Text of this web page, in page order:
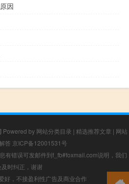
因
Powered by 网站分类目录 | 精选推荐文章 | 网站
答 京ICP备12001531号
有错误可发邮件到f_fb#foxmail.com说明，我们
及时纠正，谢谢
好，不接盈利性广告及商业合作